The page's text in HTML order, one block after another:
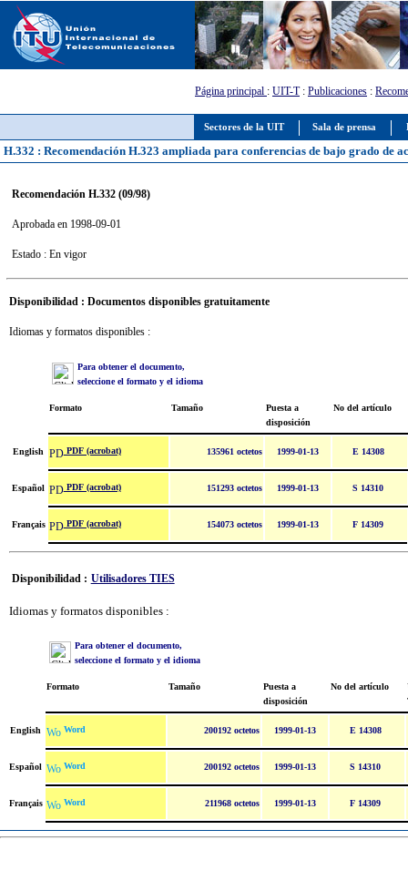
Sectores de la UIT Sala de prensa
Página principal : UIT-T: Publicaciones :
H.332 : Recomendación H.323 ampliada para conferencias de bajo grado de
Recomendación H.332 (09/98)
Aprobada en 1998-09-01
Estado : En vigor
Disponibilidad : Documentos disponibles gratuitamente
Idiomas y formatos disponibles :
Para obtener el documento,
seleccione el formato y el idioma
Formato Tamaño
Puesta a
disposición
No del artículo
English PDF (acrobat) 135961 octetos 1999-01-13 E 14308
Español PDF (acrobat) 151293 octetos 1999-01-13 S 14310
Français PDF (acrobat) 154073 octetos 1999-01-13 F 14309
Disponibilidad : Utilisadores TIES
Idiomas y formatos disponibles :
Para obtener el documento,
seleccione el formato y el idioma
Formato Tamaño
Puesta a
disposición
No del artículo
English Word 200192 octetos 1999-01-13 E 14308
Español Word 200192 octetos 1999-01-13 S 14310
Français Word 211968 octetos 1999-01-13 F 14309